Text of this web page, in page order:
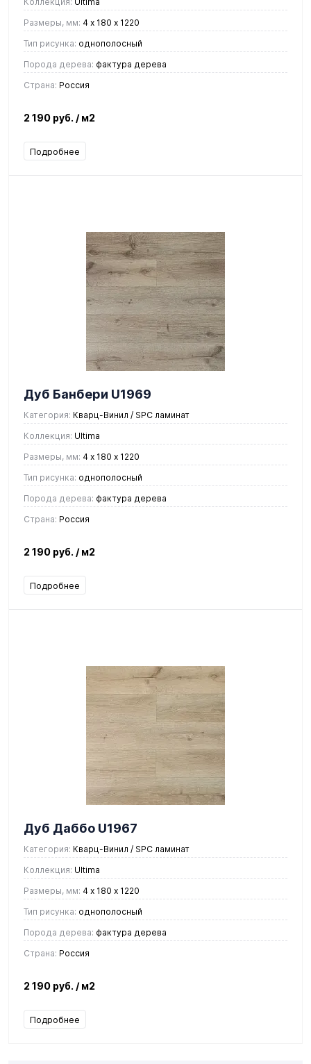
Размеры, мм: 4 х 180 х 1220
Тип рисунка: однополосный
Порода дерева: фактура дерева
Страна: Россия
2 190 руб. / м2
Подробнее
Дуб Банбери U1969
Категория: Кварц-Винил / SPC ламинат
Коллекция: Ultima
Размеры, мм: 4 х 180 х 1220
Тип рисунка: однополосный
Порода дерева: фактура дерева
Страна: Россия
2 190 руб. / м2
Подробнее
Дуб Даббо U1967
Категория: Кварц-Винил / SPC ламинат
Коллекция: Ultima
Размеры, мм: 4 х 180 х 1220
Тип рисунка: однополосный
Порода дерева: фактура дерева
Страна: Россия
2 190 руб. / м2
Подробнее